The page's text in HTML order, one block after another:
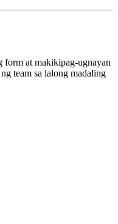
form at makikipag-ugnayan
team sa lalong madaling